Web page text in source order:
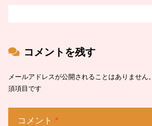
コメントを残す
メールアドレスが公開されることはありません。
須項目です
コメント *